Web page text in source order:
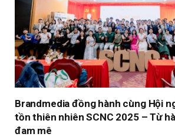
Brandmedia đồng hành cùng Hội
tồn thiên nhiên SCNC 2025 – Từ
đam mê